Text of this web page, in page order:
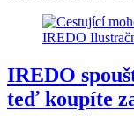
IREDO
teď koupíte